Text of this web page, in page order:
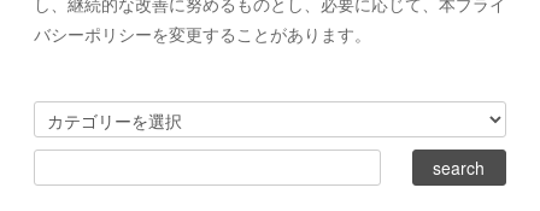
し、継続的な改善に努めるものとし、必要に応じて、本プライ
バシーポリシーを変更することがあります。